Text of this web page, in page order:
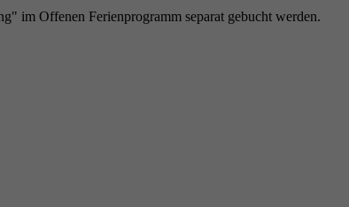
im Offenen Ferienprogramm separat gebucht werden.